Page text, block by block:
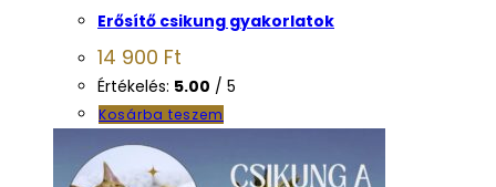
Erősítő csikung gyakorlatok
14 900 Ft
Értékelés: 5.00 / 5
Kosárba teszem